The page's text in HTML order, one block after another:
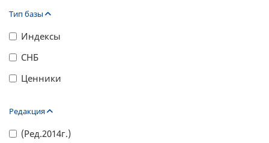
Тип базы
Индексы
СНБ
Ценники
Редакция
(Ред.2014г.)